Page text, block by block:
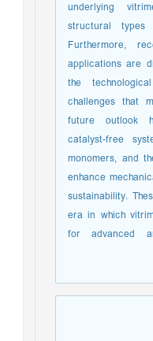
underlying
structural
Furthermore,
applications are
the
challenges that
future outlook
catalyst-free
monomers, and
enhance
sustainability.
era in which
for advanced